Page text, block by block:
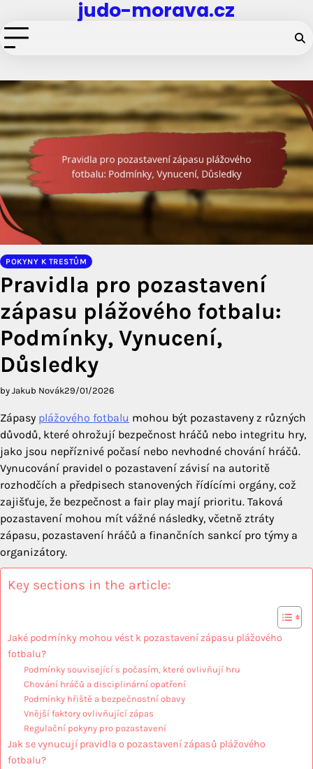
to
content
judo-morava.cz
POKYNY K TRESTŮM
Pravidla pro pozastavení
zápasu plážového fotbalu:
Podmínky, Vynucení,
Důsledky
by Jakub Novák29/01/2026
Zápasy plážového fotbalu mohou být pozastaveny z různých
důvodů, které ohrožují bezpečnost hráčů nebo integritu hry,
jako jsou nepříznivé počasí nebo nevhodné chování hráčů.
Vynucování pravidel o pozastavení závisí na autoritě
rozhodčích a předpisech stanovených řídícími orgány, což
zajišťuje, že bezpečnost a fair play mají prioritu. Taková
pozastavení mohou mít vážné následky, včetně ztráty
zápasu, pozastavení hráčů a finančních sankcí pro týmy a
organizátory.
Key sections in the article:
Jaké podmínky mohou vést k pozastavení zápasu plážového
fotbalu?
Podmínky související s počasím, které ovlivňují hru
Chování hráčů a disciplinární opatření
Podmínky hřiště a bezpečnostní obavy
Vnější faktory ovlivňující zápas
Regulační pokyny pro pozastavení
Jak se vynucují pravidla o pozastavení zápasů plážového
fotbalu?